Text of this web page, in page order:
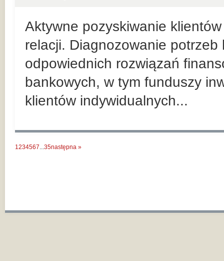
Aktywne pozyskiwanie
relacji. Diagnozowanie
odpowiednich rozwiązań
bankowych, w tym funduszy
klientów indywidualnych...
1234567...35następna »